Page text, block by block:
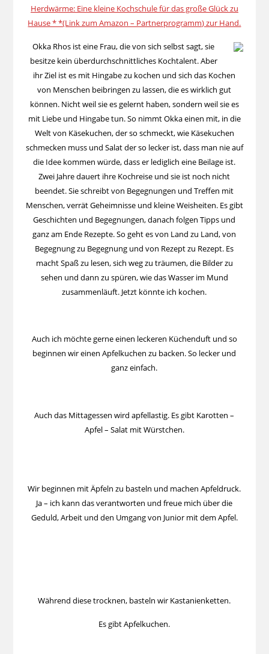
Herdwärme: Eine kleine Kochschule für das große Glück zu
Hause * *(Link zum Amazon – Partnerprogramm) zur Hand.
Okka Rhos ist eine Frau, die von sich selbst sagt, sie
besitze kein überdurchschnittliches Kochtalent. Aber
ihr Ziel ist es mit Hingabe zu kochen und sich das Kochen
von Menschen beibringen zu lassen, die es wirklich gut
können. Nicht weil sie es gelernt haben, sondern weil sie es
mit Liebe und Hingabe tun. So nimmt Okka einen mit, in die
Welt von Käsekuchen, der so schmeckt, wie Käsekuchen
schmecken muss und Salat der so lecker ist, dass man nie auf
die Idee kommen würde, dass er lediglich eine Beilage ist.
Zwei Jahre dauert ihre Kochreise und sie ist noch nicht
beendet. Sie schreibt von Begegnungen und Treffen mit
Menschen, verrät Geheimnisse und kleine Weisheiten. Es gibt
Geschichten und Begegnungen, danach folgen Tipps und
ganz am Ende Rezepte. So geht es von Land zu Land, von
Begegnung zu Begegnung und von Rezept zu Rezept. Es
macht Spaß zu lesen, sich weg zu träumen, die Bilder zu
sehen und dann zu spüren, wie das Wasser im Mund
zusammenläuft. Jetzt könnte ich kochen.
Auch ich möchte gerne einen leckeren Küchenduft und so
beginnen wir einen Apfelkuchen zu backen. So lecker und
ganz einfach.
Auch das Mittagessen wird apfellastig. Es gibt Karotten –
Apfel – Salat mit Würstchen.
Wir beginnen mit Äpfeln zu basteln und machen Apfeldruck.
Ja – ich kann das verantworten und freue mich über die
Geduld, Arbeit und den Umgang von Junior mit dem Apfel.
Während diese trocknen, basteln wir Kastanienketten.
Es gibt Apfelkuchen.